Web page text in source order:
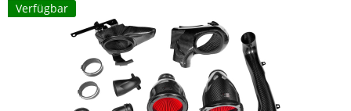
Verfügbar